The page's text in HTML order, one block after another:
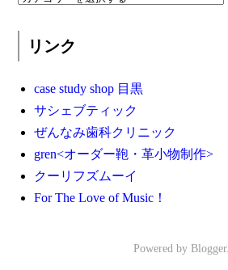
リンク
case study shop 目黒
サシェブティック
ぜんなみ歯科クリニック
gren<オーダー鞄・革小物制作>
クーリフズムーイ
For The Love of Music！
Powered by Blogger.